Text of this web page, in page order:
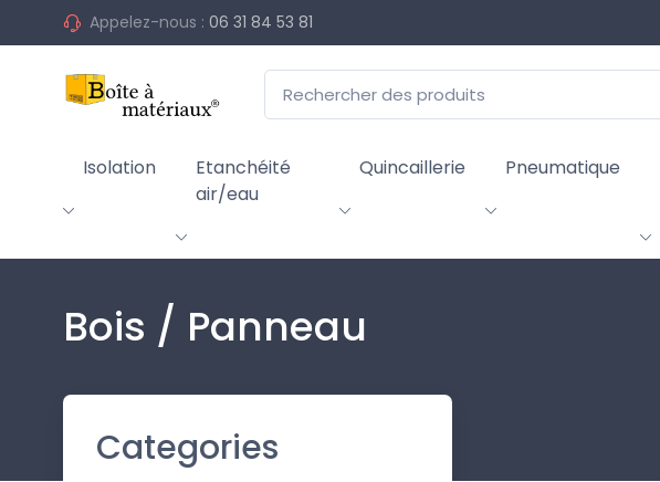
Appelez-nous : 06 31 84 53 81
Isolation
Etanchéité
air/eau
Quincaillerie Pneumatique
Bois / Panneau
Categories